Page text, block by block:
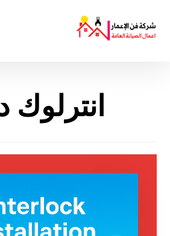
انترلوك